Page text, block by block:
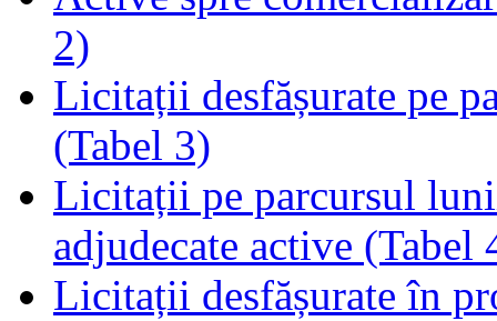
2)
Licitații desfășurate pe
(Tabel 3)
Licitații pe parcursul
adjudecate active (Tabel
Licitații desfășurate în